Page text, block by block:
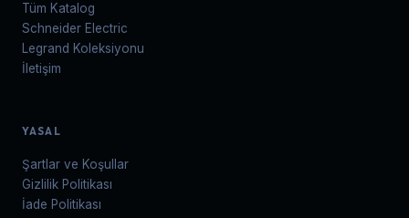
Tüm Katalog
Schneider Electric
Legrand Koleksiyonu
İletişim
YASAL
Şartlar ve Koşullar
Gizlilik Politikası
İade Politikası